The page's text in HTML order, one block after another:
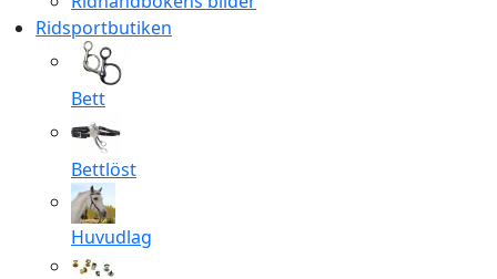
Ridsportbutiken
Bett
Bettlöst
Huvudlag